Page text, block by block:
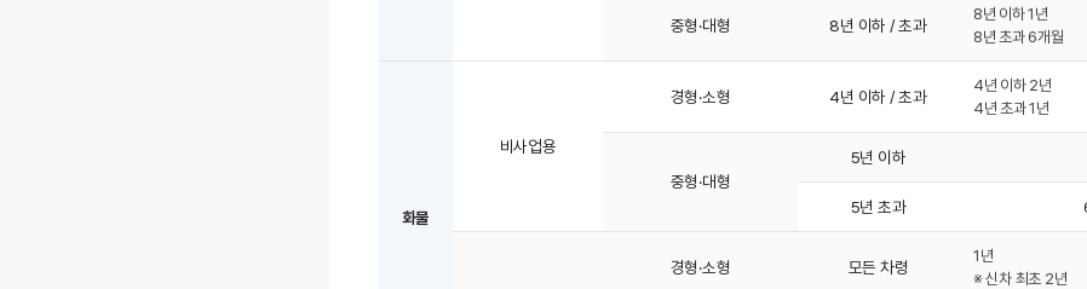
중형·대형 8년 이하 / 초과
8년 이하 1년
8년 초과 6개월
화물
비사업용
경형·소형 4년 이하 / 초과
4년 이하 2년
4년 초과 1년
중형·대형
5년 이하
5년 초과
경형·소형 모든 차령
1년
※ 신차 최초 2년